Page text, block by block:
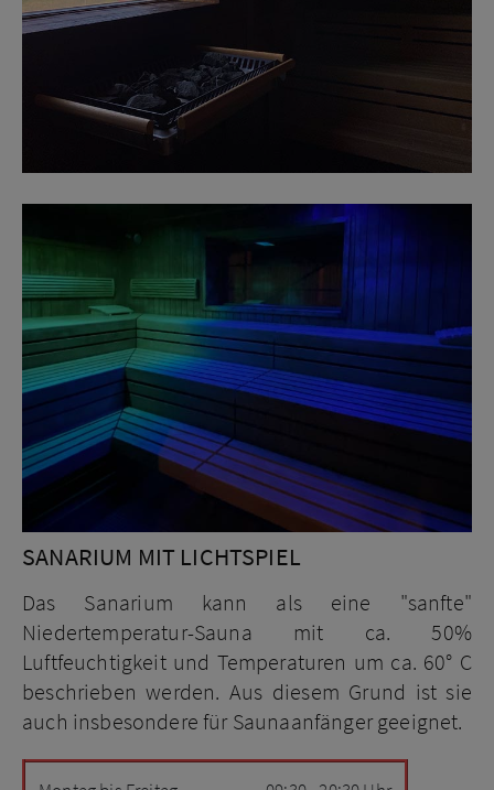
SANARIUM MIT LICHTSPIEL
Das Sanarium kann als eine "sanfte"
Niedertemperatur-Sauna mit ca. 50%
Luftfeuchtigkeit und Temperaturen um ca. 60° C
beschrieben werden. Aus diesem Grund ist sie
auch insbesondere für Saunaanfänger geeignet.